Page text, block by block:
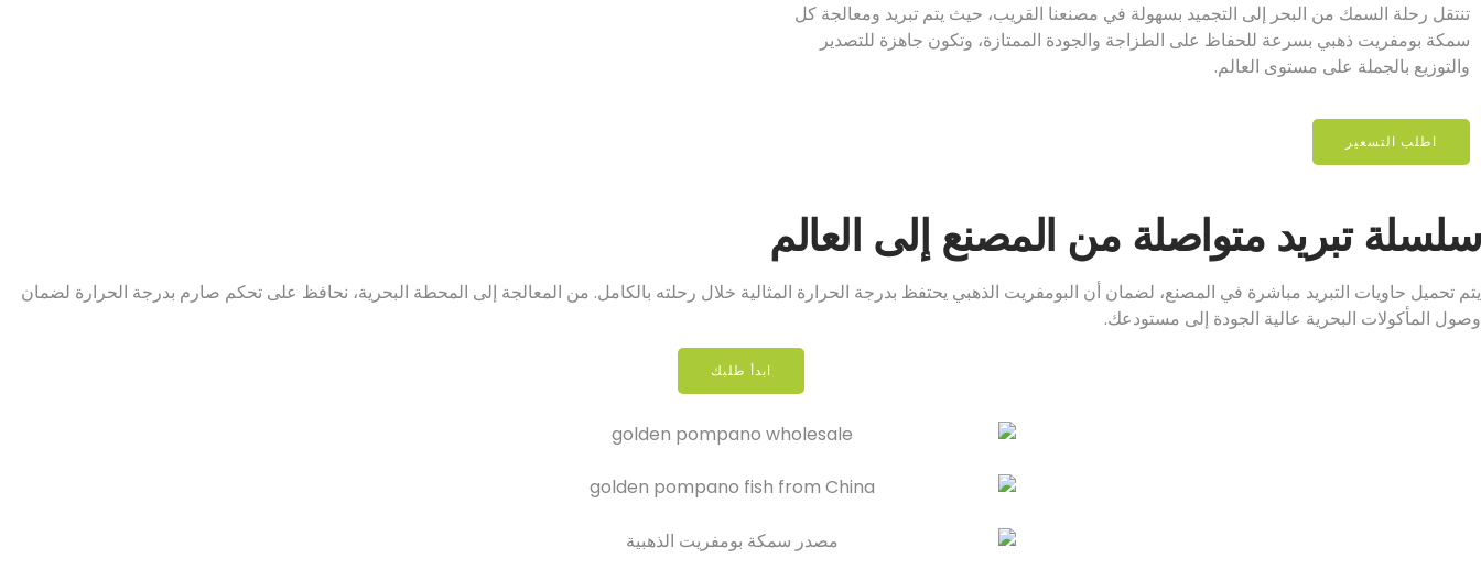
تنتقل رحلة السمك من البحر إلى التجميد بسهولة في مصنعنا القريب، حيث يتم تبريد ومعالجة كل
سمكة بومفريت ذهبي بسرعة للحفاظ على الطزاجة والجودة الممتازة، وتكون جاهزة للتصدير
والتوزيع بالجملة على مستوى العالم.
اطلب التسعير
سلسلة تبريد متواصلة من المصنع إلى العالم
يتم تحميل حاويات التبريد مباشرة في المصنع، لضمان أن البومفريت الذهبي يحتفظ بدرجة الحرارة المثالية خلال رحلته بالكامل. من المعالجة إلى المحطة البحرية، نحافظ على تحكم صارم بدرجة الحرارة لضمان
وصول المأكولات البحرية عالية الجودة إلى مستودعك.
ابدأ طلبك